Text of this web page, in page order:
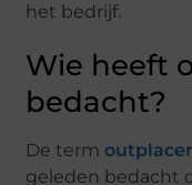
het bedrijf.
Wie heeft
bedacht?
De term
geleden bedacht